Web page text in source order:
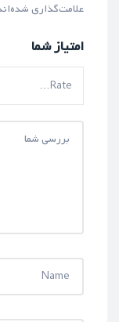
علامت‌گذاری
امتیاز شما